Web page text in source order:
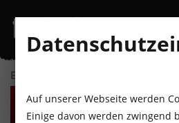
EVENTKALENDER
DO FR SA
Auf unserer Webseite werden
Einige davon werden zwingend